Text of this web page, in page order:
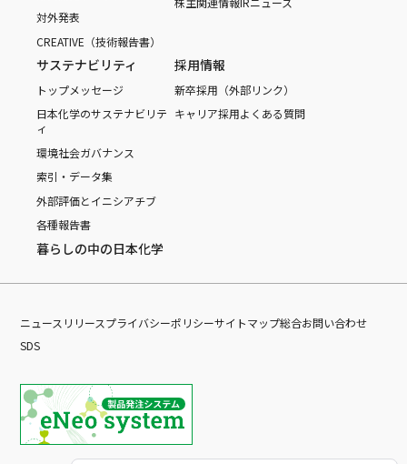
対外発表
CREATIVE（技術報告書）
サステナビリティ
トップメッセージ
日本化学のサステナビリテ
ィ
環境社会ガバナンス
索引・データ集
外部評価とイニシアチブ
各種報告書
採用情報
新卒採用（外部リンク）
キャリア採用よくある質問
暮らしの中の日本化学
ニュースリリースプライバシーポリシーサイトマップ総合お問い合わせ
SDS